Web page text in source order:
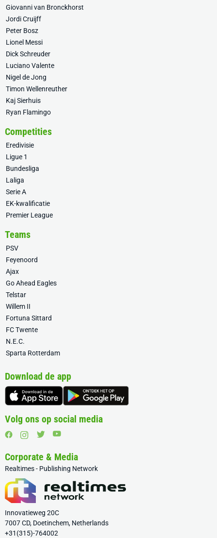
Giovanni van Bronckhorst
Jordi Cruijff
Peter Bosz
Lionel Messi
Dick Schreuder
Luciano Valente
Nigel de Jong
Timon Wellenreuther
Kaj Sierhuis
Ryan Flamingo
Competities
Eredivisie
Ligue 1
Bundesliga
Laliga
Serie A
EK-kwalificatie
Premier League
Teams
PSV
Feyenoord
Ajax
Go Ahead Eagles
Telstar
Willem II
Fortuna Sittard
FC Twente
N.E.C.
Sparta Rotterdam
Download de app
Volg ons op social media
Corporate & Media
Realtimes - Publishing Network
Innovatieweg 20C
7007 CD, Doetinchem, Netherlands
+31(315)-764002